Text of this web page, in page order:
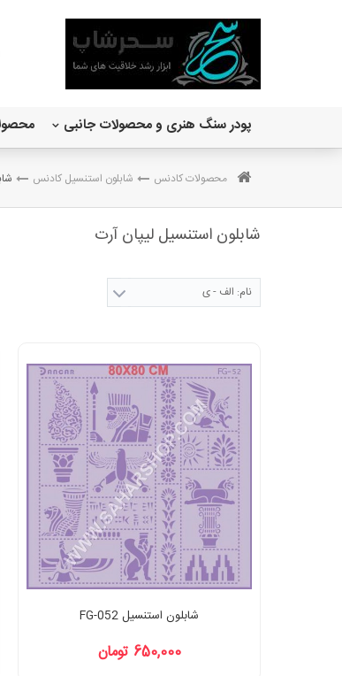
پودر سنگ هنری و محصولات جانبی
محصولات کادنس شابلون استنسیل کادنس
شابلون استنسیل لیپان آرت
نام: الف - ی
شابلون استنسیل FG-052
650,000 تومان